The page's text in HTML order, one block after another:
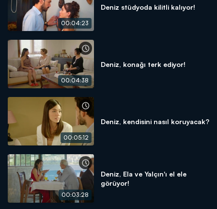
00:04:23
Deniz stüdyoda kilitli kalıyor!
00:04:38
Deniz, konağı terk ediyor!
00:05:12
Deniz, kendisini nasıl koruyacak?
00:03:28
Deniz, Ela ve Yalçın'ı el ele
görüyor!